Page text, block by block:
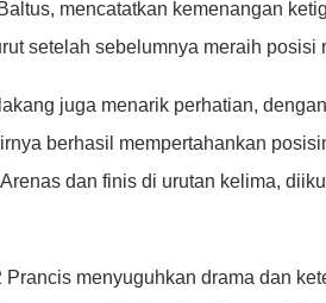
mencatatkan kemenangan
setelah sebelumnya meraih posisi
juga menarik perhatian,
berhasil mempertahankan
dan finis di urutan kelima,
menyuguhkan drama dan